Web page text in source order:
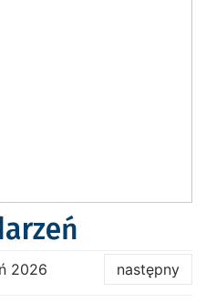
2026 następny